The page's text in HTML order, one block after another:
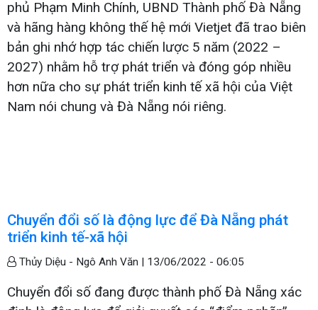
phủ Phạm Minh Chính, UBND Thành phố Đà Nẵng
và hãng hàng không thế hệ mới Vietjet đã trao biên
bản ghi nhớ hợp tác chiến lược 5 năm (2022 –
2027) nhằm hỗ trợ phát triển và đóng góp nhiều
hơn nữa cho sự phát triển kinh tế xã hội của Việt
Nam nói chung và Đà Nẵng nói riêng.
Chuyển đổi số là động lực để Đà Nẵng phát
triển kinh tế-xã hội
Thủy Diệu - Ngô Anh Văn | 13/06/2022 - 06:05
Chuyển đổi số đang được thành phố Đà Nẵng xác